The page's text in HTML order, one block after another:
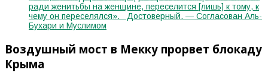
ради женитьбы на женщине, переселится [лишь] к тому, к
чему он переселялся». Достоверный. — Согласован Аль-
Бухари и Муслимом
Воздушный мост в Мекку прорвет блокаду
Крыма